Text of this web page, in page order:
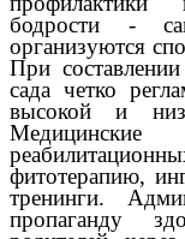
бодрости -
организуются
При
сада четко
высокой и
фитотерапию,
тренинги.
пропаганду